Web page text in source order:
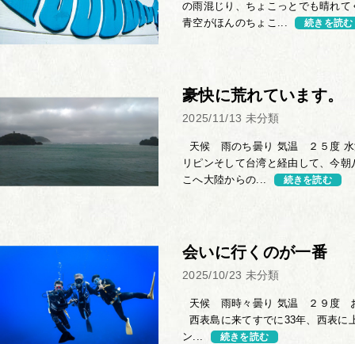
の雨混じり、ちょこっとでも晴れ
青空がほんのちょこ...
続きを読む
豪快に荒れています。
2025/11/13 未分類
天候 雨のち曇り 気温 ２５度
リピンそして台湾と経由して、今
こへ大陸からの...
続きを読む
会いに行くのが一番
2025/10/23 未分類
天候 雨時々曇り 気温 ２９度 お
西表島に来てすでに33年、西表に
ン...
続きを読む